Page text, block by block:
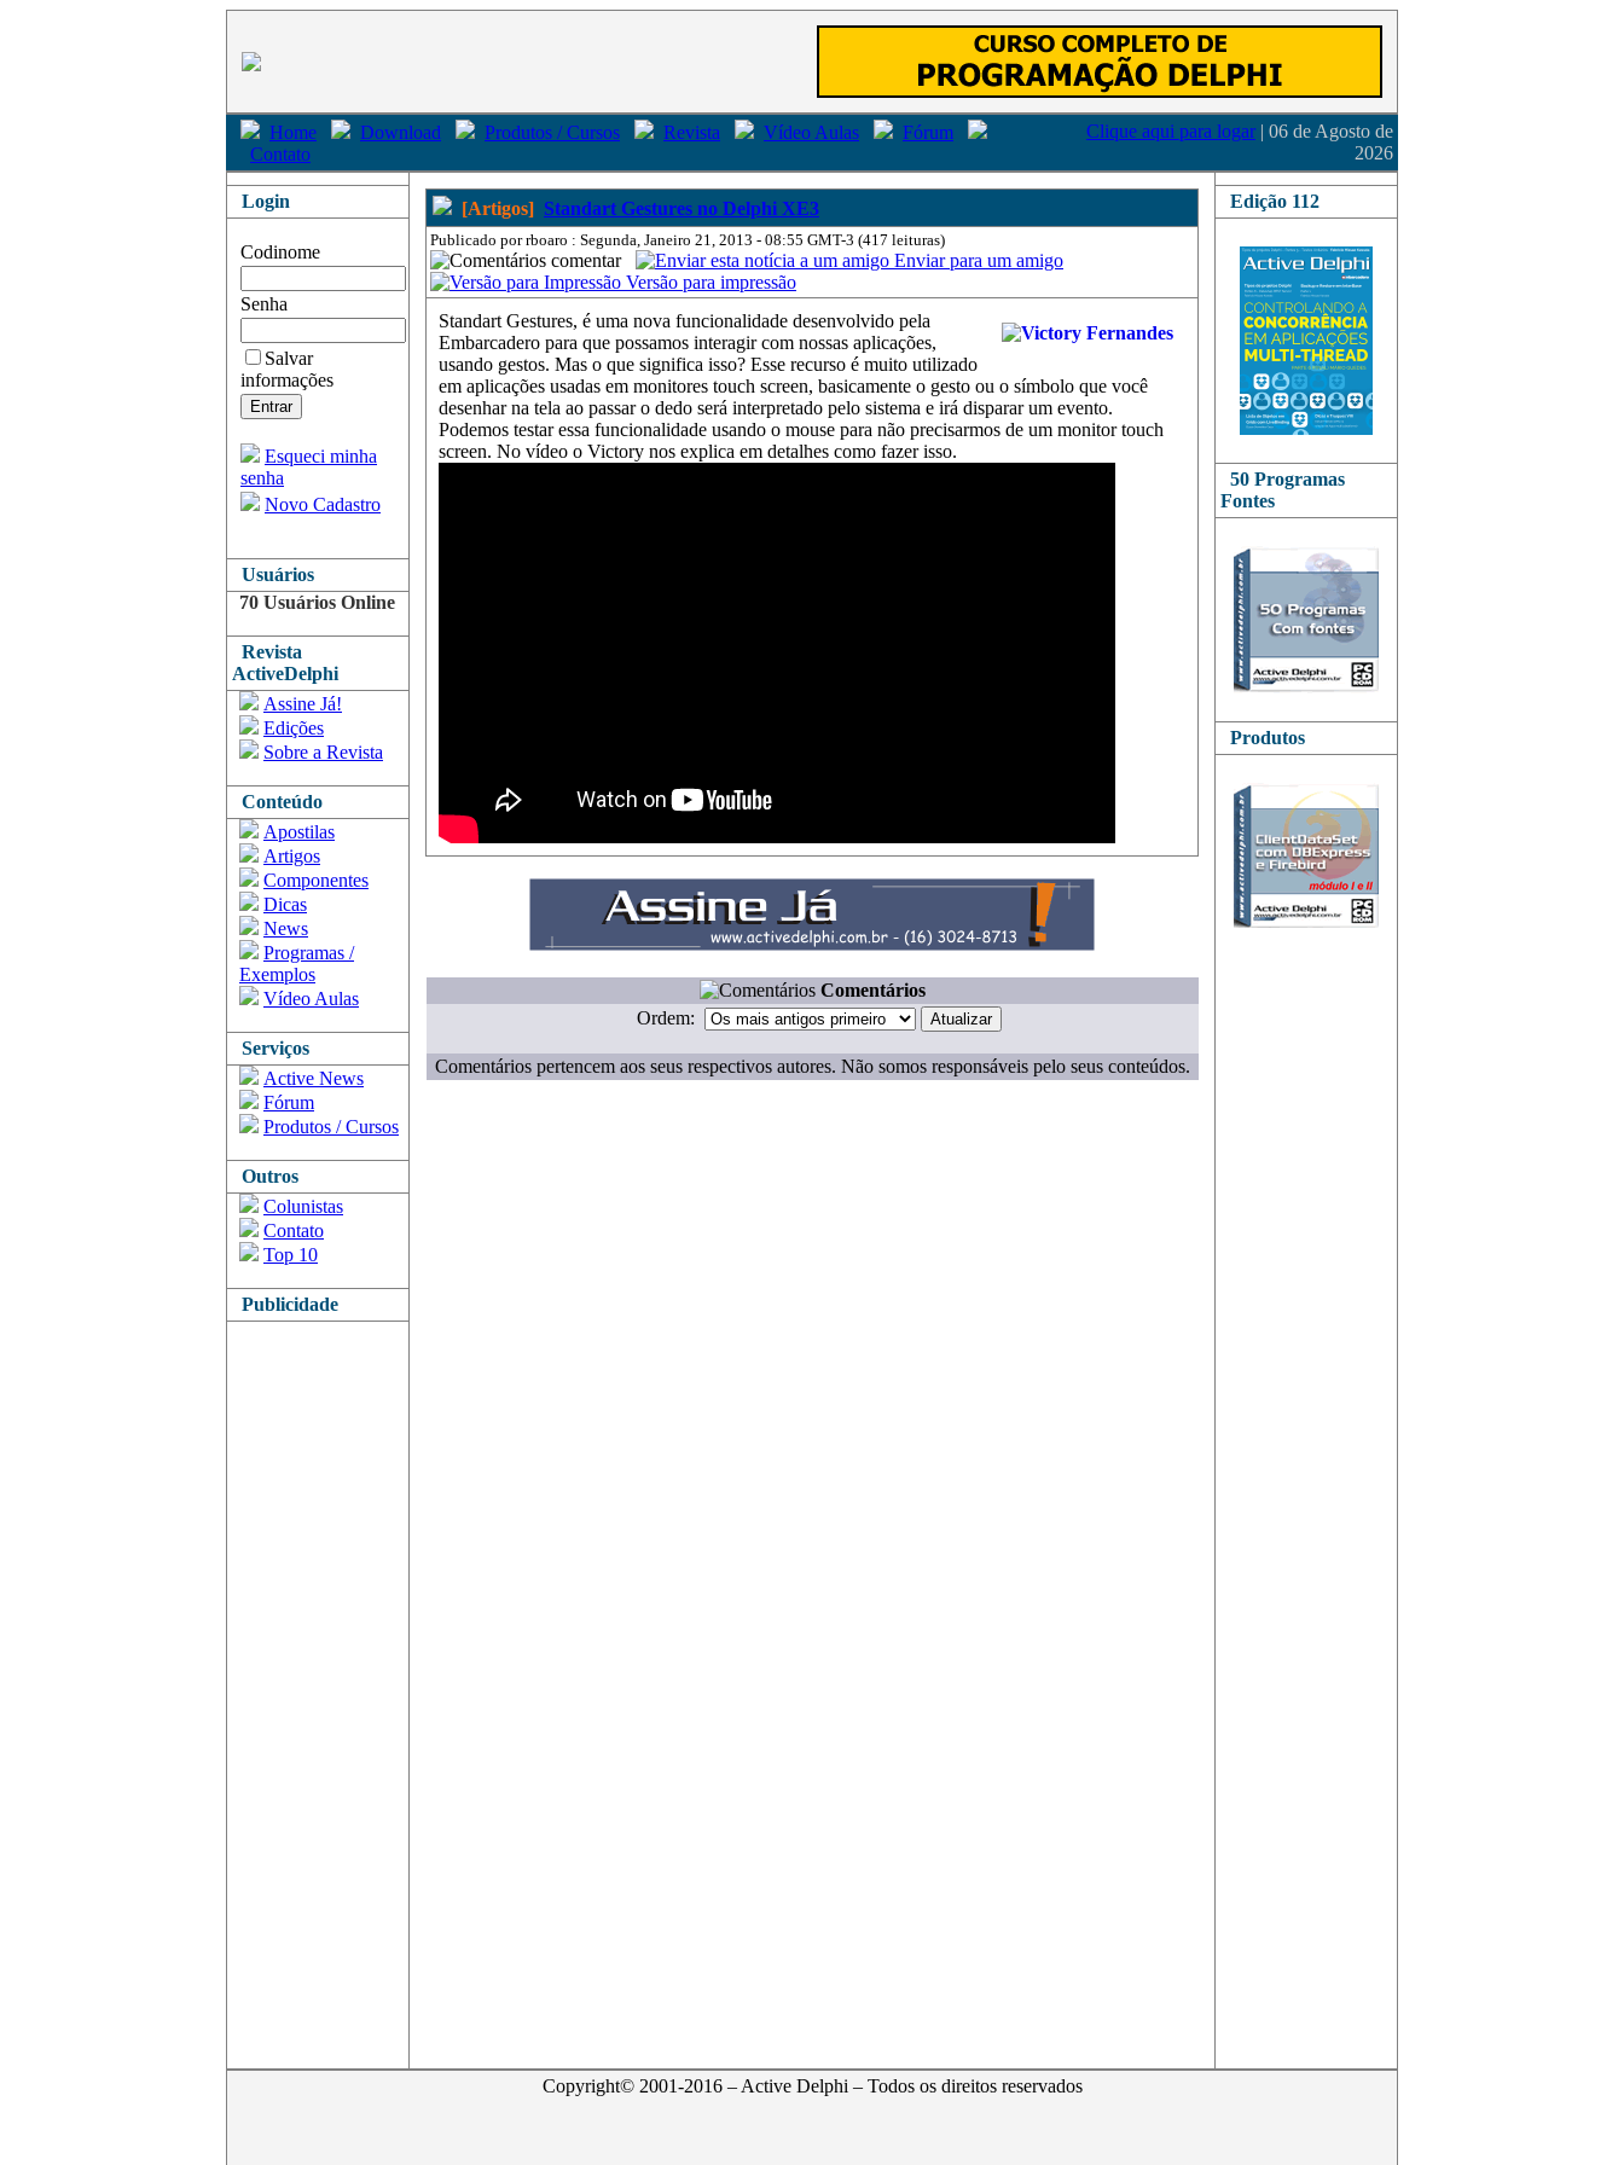
Home Download Produtos / Cursos Revista Vídeo Aulas
Fórum
Contato
Clique aqui para logar | 06 de Agosto de
2026
Login
Codinome
Senha
Salvar
informações
Esqueci minha
senha
Novo Cadastro
Usuários
70 Usuários Online
Revista
ActiveDelphi
Assine Já!
Edições
Sobre a Revista
Conteúdo
Apostilas
Artigos
Componentes
Dicas
News
Programas /
Exemplos
Vídeo Aulas
Serviços
Active News
Fórum
Produtos / Cursos
Outros
Colunistas
Contato
Top 10
Publicidade
[Artigos] Standart Gestures no Delphi XE3
Publicado por rboaro : Segunda, Janeiro 21, 2013 - 08:55 GMT-3 (417 leituras)
comentar
Enviar para um amigo
Versão para impressão
Standart Gestures, é uma nova funcionalidade desenvolvido pela
Embarcadero para que possamos interagir com nossas aplicações,
usando gestos. Mas o que significa isso? Esse recurso é muito utilizado
em aplicações usadas em monitores touch screen, basicamente o gesto ou o símbolo que você
desenhar na tela ao passar o dedo será interpretado pelo sistema e irá disparar um evento.
Podemos testar essa funcionalidade usando o mouse para não precisarmos de um monitor touch
screen. No vídeo o Victory nos explica em detalhes como fazer isso.
Comentários
Ordem:
Comentários pertencem aos seus respectivos autores. Não somos responsáveis pelo seus conteúdos.
Edição 112
50 Programas
Fontes
Produtos
Copyright© 2001-2016 – Active Delphi – Todos os direitos reservados